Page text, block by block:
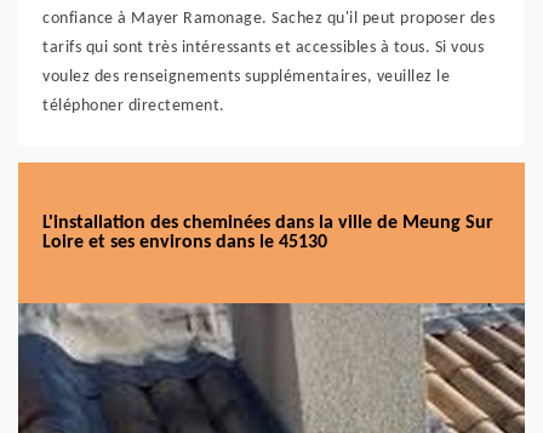
confiance à Mayer Ramonage. Sachez qu'il peut proposer des
tarifs qui sont très intéressants et accessibles à tous. Si vous
voulez des renseignements supplémentaires, veuillez le
téléphoner directement.
L'installation des cheminées dans la ville de Meung Sur
Loire et ses environs dans le 45130